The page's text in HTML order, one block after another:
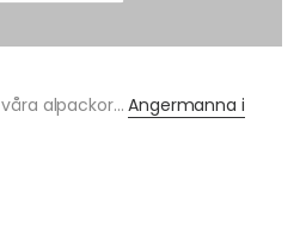
alpackor…Angermanna i